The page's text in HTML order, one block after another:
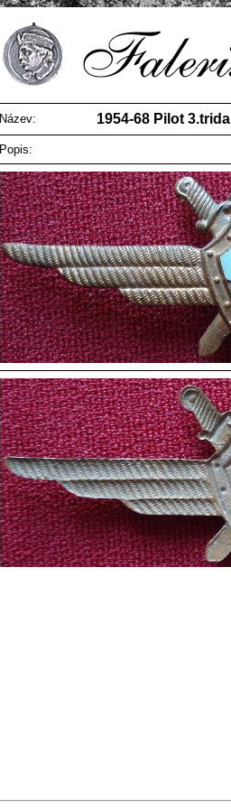
Název: 1954-68 Pilot 3.trida
Popis: